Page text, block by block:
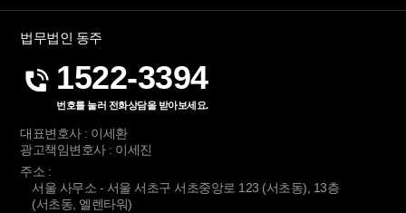
법무법인 동주
1522-3394
번호를 눌러 전화상담을 받아보세요.
대표변호사 : 이세환
광고책임변호사 : 이세진
주소 :
서울 사무소 - 서울 서초구 서초중앙로 123 (서초동), 13층
(서초동, 엘렌타워)